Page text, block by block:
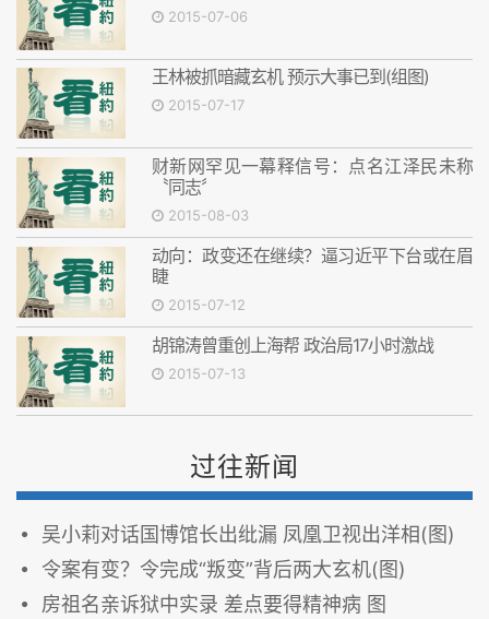
2015-07-06
王林被抓暗藏玄机 预示大事已到(组图)
2015-07-17
财新网罕见一幕释信号：点名江泽民未称
〝同志〞
2015-08-03
动向：政变还在继续？逼习近平下台或在眉
睫
2015-07-12
胡锦涛曾重创上海帮 政治局17小时激战
2015-07-13
过往新闻
吴小莉对话国博馆长出纰漏 凤凰卫视出洋相(图)
令案有变？令完成“叛变”背后两大玄机(图)
房祖名亲诉狱中实录 差点要得精神病 图